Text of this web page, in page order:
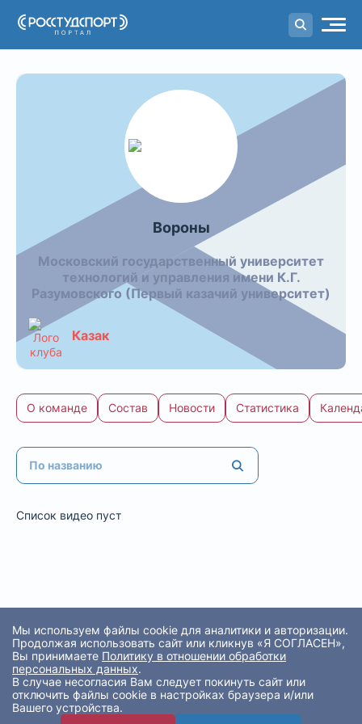
Порталстуденческого спорта
Вороны
Московский государственный университет
технологий и управления имени К.Г.
Разумовского (Первый казачий университет)
Казак
О команде Состав Новости Статистика
Видео команды: Вороны
Список видео пуст
Мы используем файлы cookie для аналитики и авторизации.
Продолжая использовать сайт или кликнув «Я СОГЛАСЕН»,
Вы принимаете Политику в отношении обработки
персональных данных.
В случае несогласия Вам следует покинуть сайт или
отключить файлы cookie в настройках браузера и/или
Вашего устройства.